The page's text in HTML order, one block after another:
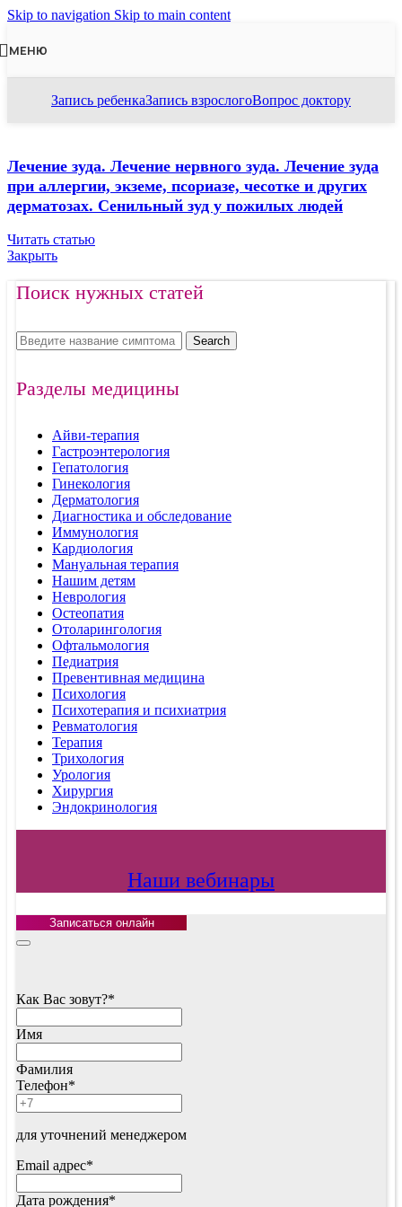
Skip to navigation Skip to main content
МЕНЮ
Запись ребенкаЗапись взрослогоВопрос доктору
Лечение зуда. Лечение нервного зуда. Лечение зуда
при аллергии, экземе, псориазе, чесотке и других
дерматозах. Сенильный зуд у пожилых людей
Читать статью
Закрыть
Поиск нужных статей
Search
Разделы медицины
Айви-терапия
Гастроэнтерология
Гепатология
Гинекология
Дерматология
Диагностика и обследование
Иммунология
Кардиология
Мануальная терапия
Нашим детям
Неврология
Остеопатия
Отоларингология
Офтальмология
Педиатрия
Превентивная медицина
Психология
Психотерапия и психиатрия
Ревматология
Терапия
Трихология
Урология
Хирургия
Эндокринология
Наши вебинары
Записаться онлайн
Как Вас зовут?*
Имя
Фамилия
Телефон*
для уточнений менеджером
Email адрес*
Дата рождения*